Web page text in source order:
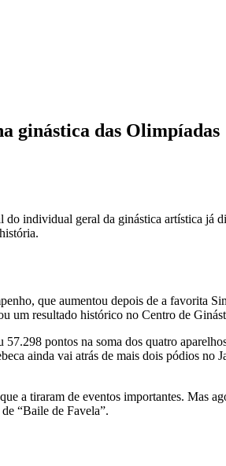
ginástica das Olimpíadas
individual geral da ginástica artística já
que aumentou depois de a favorita
um resultado histórico no Centro de
pontos na soma dos quatro
ainda vai atrás de mais dois pódios no
a tiraram de eventos importantes. Mas
“Baile de Favela”.